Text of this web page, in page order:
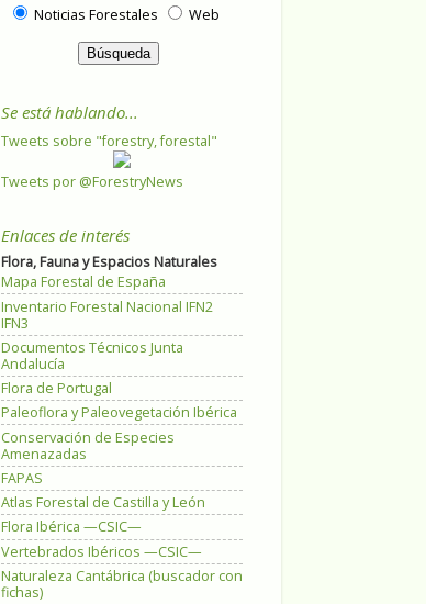
Noticias Forestales Web
Se está hablando...
Tweets sobre "forestry, forestal"
Tweets por @ForestryNews
Enlaces de interés
Flora, Fauna y Espacios Naturales
Mapa Forestal de España
Inventario Forestal Nacional IFN2
IFN3
Documentos Técnicos Junta
Andalucía
Flora de Portugal
Paleoflora y Paleovegetación Ibérica
Conservación de Especies
Amenazadas
FAPAS
Atlas Forestal de Castilla y León
Flora Ibérica —CSIC—
Vertebrados Ibéricos —CSIC—
Naturaleza Cantábrica (buscador con
fichas)